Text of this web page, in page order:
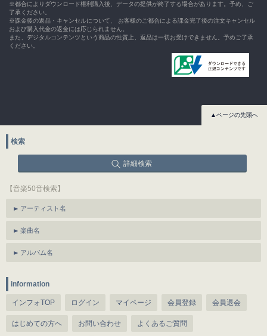
※都合によりダウンロード権利購入後、データの提供が終了する場合があります。予め、ご
了承ください。
※課金後の返品・キャンセルについて、 お客様のご都合による課金完了後の注文キャンセル
および購入代金の返金には応じられません。
また、デジタルコンテンツという商品の性質上、返品は一切お受けできません。予めご了承
ください。
▲ページの先頭へ
検索
詳細検索
【音楽50音検索】
アーティスト名
楽曲名
アルバム名
information
インフォTOP ログイン マイページ 会員登録 会員退会
はじめての方へ お問い合わせ よくあるご質問